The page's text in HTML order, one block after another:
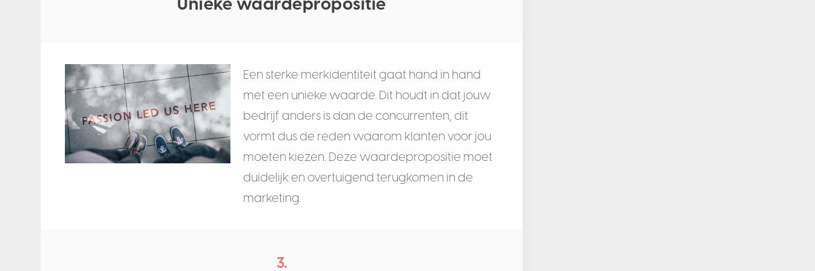
Een sterke merkidentiteit gaat hand in hand
met een unieke waarde. Dit houdt in dat jouw
bedrijf anders is dan de concurrenten, dit
vormt dus de reden waarom klanten voor jou
moeten kiezen. Deze waardepropositie moet
duidelijk en overtuigend terugkomen in de
marketing.
3.